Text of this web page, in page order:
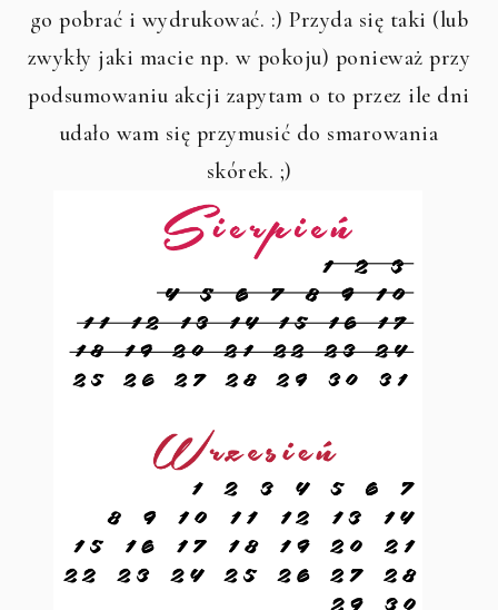
go pobrać i wydrukować. :) Przyda się taki (lub
zwykły jaki macie np. w pokoju) ponieważ przy
podsumowaniu akcji zapytam o to przez ile dni
udało wam się przymusić do smarowania
skórek. ;)